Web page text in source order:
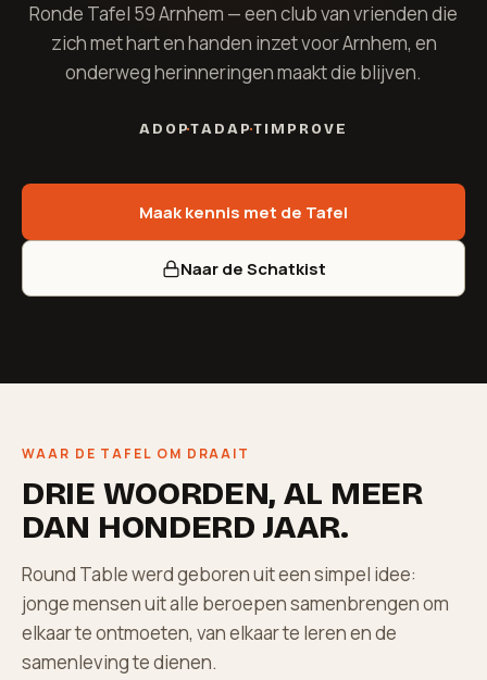
Ronde Tafel 59 Arnhem — een club van vrienden die
zich met hart en handen inzet voor Arnhem, en
onderweg herinneringen maakt die blijven.
ADOPTADAPTIMPROVE
Maak kennis met de Tafel
Naar de Schatkist
WAAR DE TAFEL OM DRAAIT
DRIE WOORDEN, AL MEER
DAN HONDERD JAAR.
Round Table werd geboren uit een simpel idee:
jonge mensen uit alle beroepen samenbrengen om
elkaar te ontmoeten, van elkaar te leren en de
samenleving te dienen.